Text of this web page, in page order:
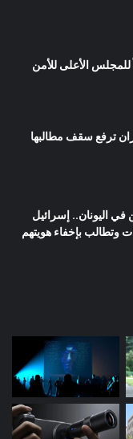
الأعلى للأمن
ترفع سقف مطالبها
اليونان.. إسرائيل
وتطالب بإخفاء هويتهم